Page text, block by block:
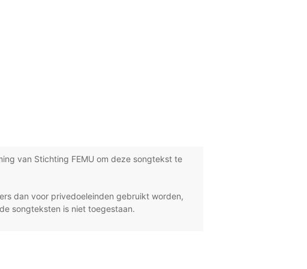
van Stichting FEMU om deze songtekst te
dan voor privedoeleinden gebruikt worden,
songteksten is niet toegestaan.